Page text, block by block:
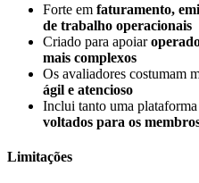
Forte em faturamento,
de trabalho operacionais
Criado para apoiar
mais complexos
Os avaliadores costumam
ágil e atencioso
Inclui tanto uma
voltados para os
Limitações